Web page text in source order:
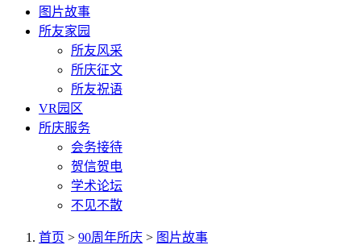
图片故事
所友家园
所友风采
所庆征文
所友祝语
VR园区
所庆服务
会务接待
贺信贺电
学术论坛
不见不散
首页 > 90周年所庆 > 图片故事